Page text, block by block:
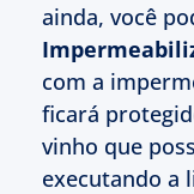
ainda, você
com a
ficará
vinho que
executando a